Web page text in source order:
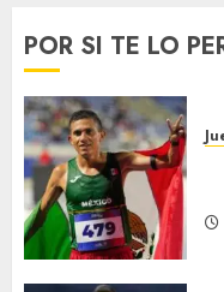
POR SI TE LO